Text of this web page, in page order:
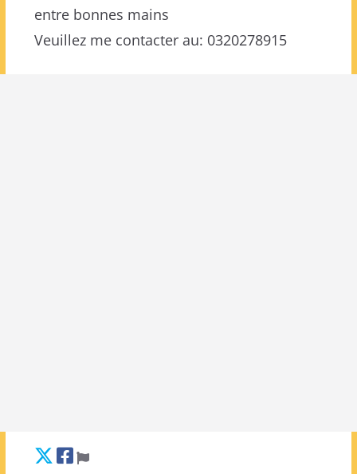
entre bonnes mains
Veuillez me contacter au: 0320278915